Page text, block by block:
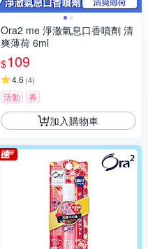
Ora2 me 淨澈氣息口香噴劑 清
爽薄荷 6ml
$109
4.6 (4)
活動 券
加入購物車